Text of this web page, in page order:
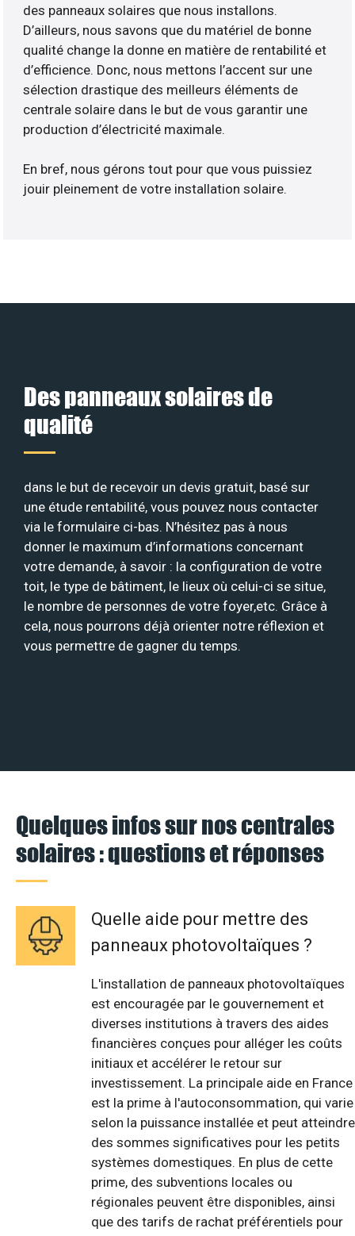
des panneaux solaires que nous installons.
D’ailleurs, nous savons que du matériel de bonne
qualité change la donne en matière de rentabilité et
d’efficience. Donc, nous mettons l’accent sur une
sélection drastique des meilleurs éléments de
centrale solaire dans le but de vous garantir une
production d’électricité maximale.
En bref, nous gérons tout pour que vous puissiez
jouir pleinement de votre installation solaire.
Des panneaux solaires de
qualité
dans le but de recevoir un devis gratuit, basé sur
une étude rentabilité, vous pouvez nous contacter
via le formulaire ci-bas. N’hésitez pas à nous
donner le maximum d’informations concernant
votre demande, à savoir : la configuration de votre
toit, le type de bâtiment, le lieux où celui-ci se situe,
le nombre de personnes de votre foyer,etc. Grâce à
cela, nous pourrons déjà orienter notre réflexion et
vous permettre de gagner du temps.
Quelques infos sur nos centrales
solaires : questions et réponses
Quelle aide pour mettre des
panneaux photovoltaïques ?
L'installation de panneaux photovoltaïques
est encouragée par le gouvernement et
diverses institutions à travers des aides
financières conçues pour alléger les coûts
initiaux et accélérer le retour sur
investissement. La principale aide en France
est la prime à l'autoconsommation, qui varie
selon la puissance installée et peut atteindre
des sommes significatives pour les petits
systèmes domestiques. En plus de cette
prime, des subventions locales ou
régionales peuvent être disponibles, ainsi
que des tarifs de rachat préférentiels pour